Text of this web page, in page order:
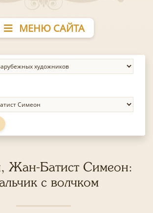
МЕНЮ САЙТА
Жан-Батист Симеон:
с волчком